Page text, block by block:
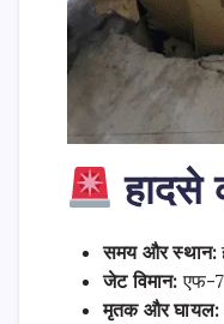
हादसे
समय और स्थान:
जेट विमान: एफ-7
मृतक और घायल: